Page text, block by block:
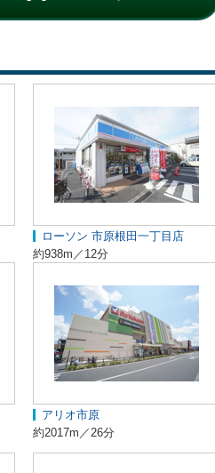
ローソン 市原根田一丁目店
約938m／12分
アリオ市原
約2017m／26分